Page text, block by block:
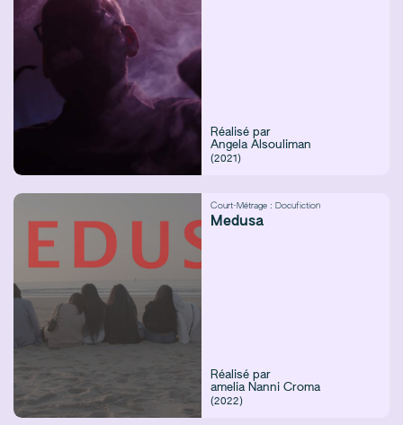
Réalisé par
Angela Alsouliman
(2021)
Court-Métrage : Docufiction
Medusa
Réalisé par
amelia Nanni Croma
(2022)